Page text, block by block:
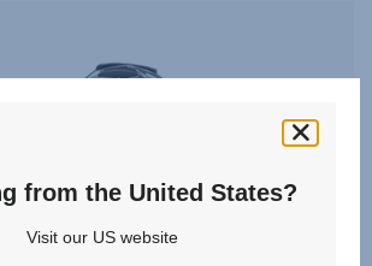
from the United States?
Visit our US website